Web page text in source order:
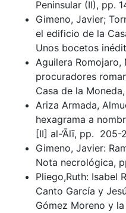
Peninsular (II), pp.
Gimeno, Javier;
el edificio de la
Unos bocetos
Aguilera Romojaro,
procuradores
Casa de la
Ariza Armada,
hexagrama a
[II] al-‘Ālī, pp. 205-
Gimeno, Javier:
Nota necrológica,
Pliego,Ruth: Isabel
Canto García y
Gómez Moreno y